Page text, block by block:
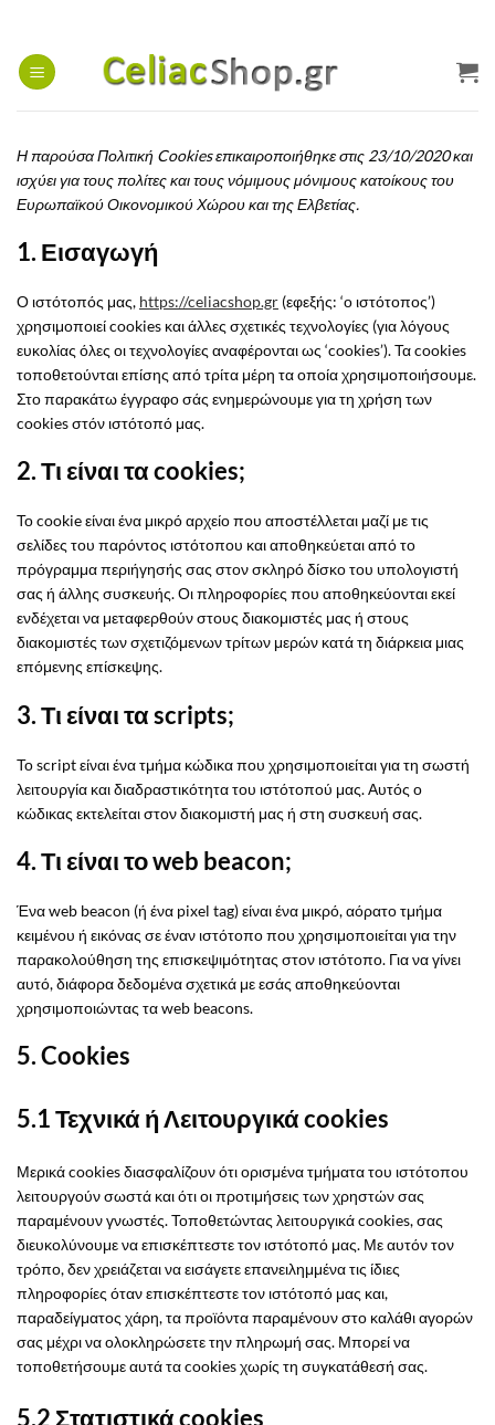
περιεχόμενο
Η παρούσα Πολιτική Cookies επικαιροποιήθηκε στις 23/10/2020 και
ισχύει για τους πολίτες και τους νόμιμους μόνιμους κατοίκους του
Ευρωπαϊκού Οικονομικού Χώρου και της Ελβετίας.
1. Εισαγωγή
Ο ιστότοπός μας, https://celiacshop.gr (εφεξής: ‘ο ιστότοπος’)
χρησιμοποιεί cookies και άλλες σχετικές τεχνολογίες (για λόγους
ευκολίας όλες οι τεχνολογίες αναφέρονται ως ‘cookies’). Τα cookies
τοποθετούνται επίσης από τρίτα μέρη τα οποία χρησιμοποιήσουμε.
Στο παρακάτω έγγραφο σάς ενημερώνουμε για τη χρήση των
cookies στόν ιστότοπό μας.
2. Τι είναι τα cookies;
Το cookie είναι ένα μικρό αρχείο που αποστέλλεται μαζί με τις
σελίδες του παρόντος ιστότοπου και αποθηκεύεται από το
πρόγραμμα περιήγησής σας στον σκληρό δίσκο του υπολογιστή
σας ή άλλης συσκευής. Οι πληροφορίες που αποθηκεύονται εκεί
ενδέχεται να μεταφερθούν στους διακομιστές μας ή στους
διακομιστές των σχετιζόμενων τρίτων μερών κατά τη διάρκεια μιας
επόμενης επίσκεψης.
3. Τι είναι τα scripts;
Το script είναι ένα τμήμα κώδικα που χρησιμοποιείται για τη σωστή
λειτουργία και διαδραστικότητα του ιστότοπού μας. Αυτός ο
κώδικας εκτελείται στον διακομιστή μας ή στη συσκευή σας.
4. Τι είναι το web beacon;
Ένα web beacon (ή ένα pixel tag) είναι ένα μικρό, αόρατο τμήμα
κειμένου ή εικόνας σε έναν ιστότοπο που χρησιμοποιείται για την
παρακολούθηση της επισκεψιμότητας στον ιστότοπο. Για να γίνει
αυτό, διάφορα δεδομένα σχετικά με εσάς αποθηκεύονται
χρησιμοποιώντας τα web beacons.
5. Cookies
5.1 Τεχνικά ή Λειτουργικά cookies
Μερικά cookies διασφαλίζουν ότι ορισμένα τμήματα του ιστότοπου
λειτουργούν σωστά και ότι οι προτιμήσεις των χρηστών σας
παραμένουν γνωστές. Τοποθετώντας λειτουργικά cookies, σας
διευκολύνουμε να επισκέπτεστε τον ιστότοπό μας. Με αυτόν τον
τρόπο, δεν χρειάζεται να εισάγετε επανειλημμένα τις ίδιες
πληροφορίες όταν επισκέπτεστε τον ιστότοπό μας και,
παραδείγματος χάρη, τα προϊόντα παραμένουν στο καλάθι αγορών
σας μέχρι να ολοκληρώσετε την πληρωμή σας. Μπορεί να
τοποθετήσουμε αυτά τα cookies χωρίς τη συγκατάθεσή σας.
5.2 Στατιστικά cookies